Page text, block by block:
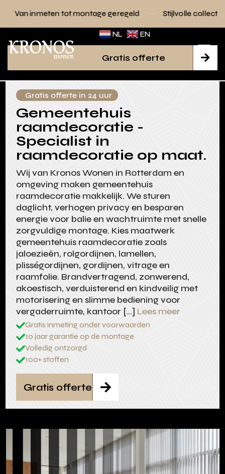
montage geregeld Stijlvolle collecties voor elk
NL EN

Gratis offerte
Gratis offerte in 24 uur
Gemeentehuis
raamdecoratie -
Specialist in
raamdecoratie op maat.
Wij van Kronos Wonen in Rotterdam en
omgeving maken gemeentehuis
raamdecoratie makkelijk. We sturen
daglicht, verhogen privacy en besparen
energie voor balie en wachtruimte met snelle
zorgvuldige montage. Kies maatwerk
gemeentehuis raamdecoratie zoals
jaloezieën, rolgordijnen, lamellen,
plisségordijnen, gordijnen, vitrage en
raamfolie. Brandvertragend, zonwerend,
akoestisch, verduisterend en kindveilig met
motorisering en slimme bediening voor
vergaderruimte, kantoor […] Lees meer
Gratis inmeting onder voorwaarden
10 jaar garantie op de montage
Volledig ontzorgd
100+ stoffen

Gratis offerte